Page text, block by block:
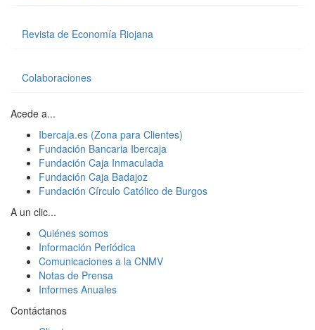
Revista de Economía Riojana
Colaboraciones
Acede a...
Ibercaja.es (Zona para Clientes)
Fundación Bancaria Ibercaja
Fundación Caja Inmaculada
Fundación Caja Badajoz
Fundación Círculo Católico de Burgos
A un clic...
Quiénes somos
Información Periódica
Comunicaciones a la CNMV
Notas de Prensa
Informes Anuales
Contáctanos